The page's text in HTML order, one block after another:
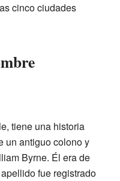
cinco ciudades
tiene una historia
un antiguo colono y
Byrne. Él era de
fue registrado